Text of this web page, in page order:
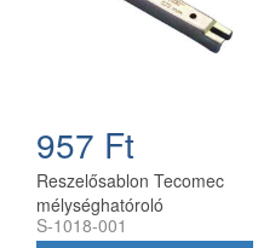
957 Ft
Reszelősablon Tecomec
mélységhatóroló
S-1018-001